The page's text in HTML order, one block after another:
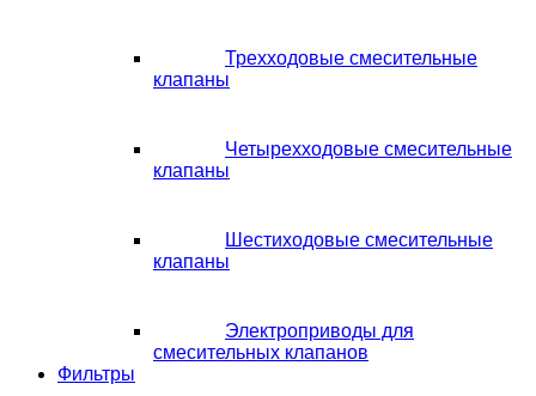
Трехходовые смесительные
клапаны
Четырехходовые смесительные
клапаны
Шестиходовые смесительные
клапаны
Электроприводы для
смесительных клапанов
Фильтры